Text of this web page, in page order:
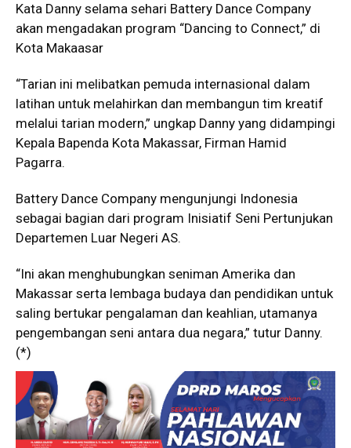
Kata Danny selama sehari Battery Dance Company
akan mengadakan program “Dancing to Connect,” di
Kota Makaasar
“Tarian ini melibatkan pemuda internasional dalam
latihan untuk melahirkan dan membangun tim kreatif
melalui tarian modern,” ungkap Danny yang didampingi
Kepala Bapenda Kota Makassar, Firman Hamid
Pagarra.
Battery Dance Company mengunjungi Indonesia
sebagai bagian dari program Inisiatif Seni Pertunjukan
Departemen Luar Negeri AS.
“Ini akan menghubungkan seniman Amerika dan
Makassar serta lembaga budaya dan pendidikan untuk
saling bertukar pengalaman dan keahlian, utamanya
pengembangan seni antara dua negara,” tutur Danny.
(*)